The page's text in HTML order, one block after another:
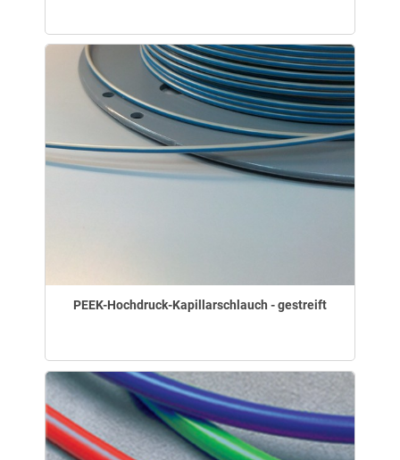
PEEK-Hochdruck-Kapillarschlauch - gestreift